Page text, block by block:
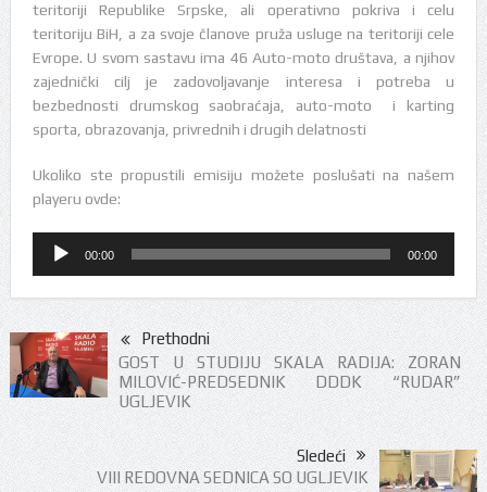
teritoriji Republike Srpske, ali operativno pokriva i celu
teritoriju BiH, a za svoje članove pruža usluge na teritoriji cele
Evrope. U svom sastavu ima 46 Auto-moto društava, a njihov
zajednički cilj je zadovoljavanje interesa i potreba u
bezbednosti drumskog saobraćaja, auto-moto i karting
sporta, obrazovanja, privrednih i drugih delatnosti
Ukoliko ste propustili emisiju možete poslušati na našem
playeru ovde:
Audio
Player
00:00 00:00
Prethodni
GOST U STUDIJU SKALA RADIJA: ZORAN
MILOVIĆ-PREDSEDNIK DDDK “RUDAR”
UGLJEVIK
Sledeći
VIII REDOVNA SEDNICA SO UGLJEVIK